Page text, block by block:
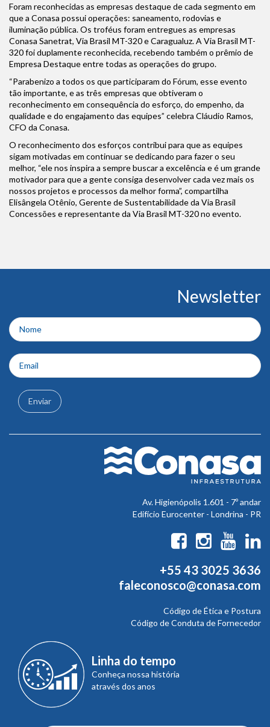
Foram reconhecidas as empresas destaque de cada segmento em
que a Conasa possui operações: saneamento, rodovias e
iluminação pública. Os troféus foram entregues as empresas
Conasa Sanetrat, Via Brasil MT-320 e Caragualuz. A Via Brasil MT-
320 foi duplamente reconhecida, recebendo também o prêmio de
Empresa Destaque entre todas as operações do grupo.
“Parabenizo a todos os que participaram do Fórum, esse evento
tão importante, e as três empresas que obtiveram o
reconhecimento em consequência do esforço, do empenho, da
qualidade e do engajamento das equipes” celebra Cláudio Ramos,
CFO da Conasa.
O reconhecimento dos esforços contribui para que as equipes
sigam motivadas em continuar se dedicando para fazer o seu
melhor, “ele nos inspira a sempre buscar a excelência e é um grande
motivador para que a gente consiga desenvolver cada vez mais os
nossos projetos e processos da melhor forma”, compartilha
Elisângela Otênio, Gerente de Sustentabilidade da Via Brasil
Concessões e representante da Via Brasil MT-320 no evento.
rodapé
Newsletter
Enviar
Av. Higienópolis 1.601 - 7º andar
Edifício Eurocenter - Londrina - PR
+55 43 3025 3636
faleconosco@conasa.com
Código de Ética e Postura
Código de Conduta de Fornecedor
Linha do tempo
Conheça nossa história
através dos anos